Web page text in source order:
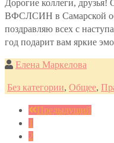
Дорогие коллеги, друзья!
ВФСЛСИН в Самарской
поздравляю всех с
год подарит вам яркие
Елена Маркелова
Без категории, Общее,
Предыдущий
1
2